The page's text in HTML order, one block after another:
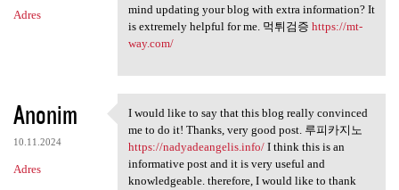
Adres
mind updating your blog with extra information? It
is extremely helpful for me. 먹튀검증 https://mt-
way.com/
Anonim
10.11.2024
Adres
I would like to say that this
I would like to say that this blog really convinced
me to do it! Thanks, very good post. 루피카지노
https://nadyadeangelis.info/I think this is an
informative post and it is very useful and
knowledgeable. therefore, I would like to thank